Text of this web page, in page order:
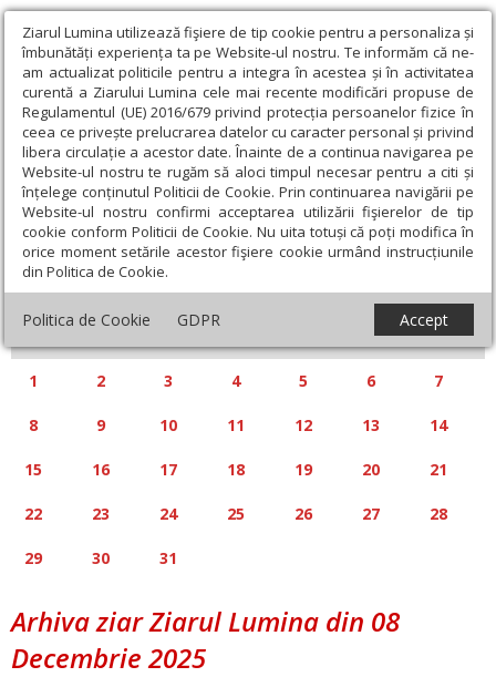
Ziarul Lumina utilizează fişiere de tip cookie pentru a personaliza și
îmbunătăți experiența ta pe Website-ul nostru. Te informăm că ne-
am actualizat politicile pentru a integra în acestea și în activitatea
curentă a Ziarului Lumina cele mai recente modificări propuse de
Regulamentul (UE) 2016/679 privind protecția persoanelor fizice în
ceea ce privește prelucrarea datelor cu caracter personal și privind
libera circulație a acestor date. Înainte de a continua navigarea pe
Website-ul nostru te rugăm să aloci timpul necesar pentru a citi și
înțelege conținutul Politicii de Cookie. Prin continuarea navigării pe
Website-ul nostru confirmi acceptarea utilizării fişierelor de tip
cookie conform Politicii de Cookie. Nu uita totuși că poți modifica în
orice moment setările acestor fişiere cookie urmând instrucțiunile
din Politica de Cookie.
Politica de Cookie GDPR Accept
Calendar articole
« »
DECEMBRIE 2025
S D
1 2 3 4 5 6 7
8 9 10 11 12 13 14
15 16 17 18 19 20 21
22 23 24 25 26 27 28
29 30 31
Arhiva ziar Ziarul Lumina din 08
Decembrie 2025